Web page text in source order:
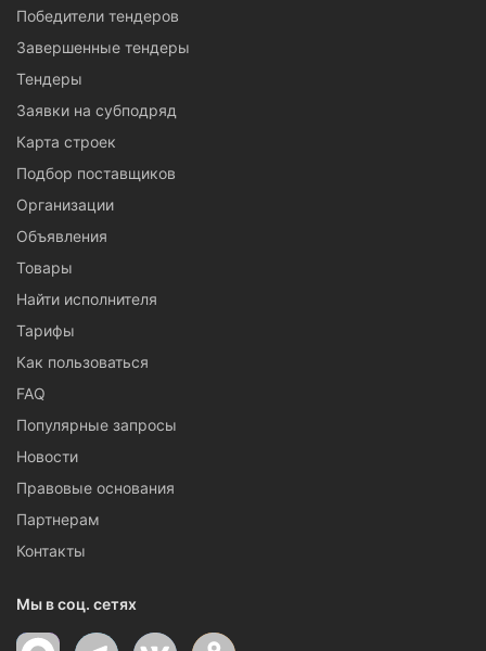
Победители тендеров
Завершенные тендеры
Тендеры
Заявки на субподряд
Карта строек
Подбор поставщиков
Организации
Объявления
Товары
Найти исполнителя
Тарифы
Как пользоваться
FAQ
Популярные запросы
Новости
Правовые основания
Партнерам
Контакты
Мы в соц. сетях